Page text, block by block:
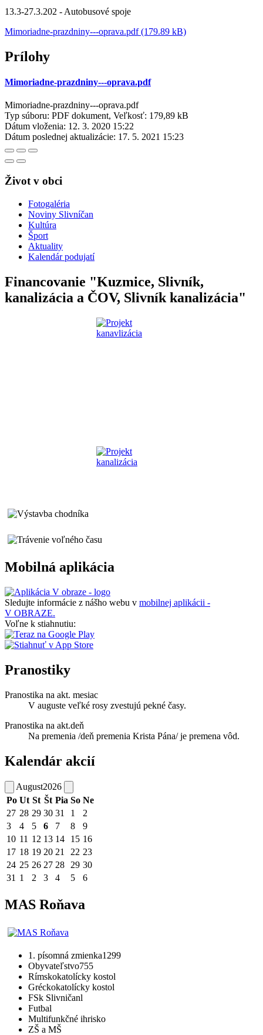
13.3-27.3.202 - Autobusové spoje
Mimoriadne-prazdniny---oprava.pdf (179.89 kB)
Prílohy
Mimoriadne-prazdniny---oprava.pdf
Mimoriadne-prazdniny---oprava.pdf
Typ súboru: PDF dokument, Veľkosť: 179,89 kB
Dátum vloženia: 12. 3. 2020 15:22
Dátum poslednej aktualizácie: 17. 5. 2021 15:23
Život v obci
Fotogaléria
Noviny Slivníčan
Kultúra
Šport
Aktuality
Kalendár podujatí
Financovanie "Kuzmice, Slivník,
kanalizácia a ČOV, Slivník kanalizácia"
Mobilná aplikácia
Sledujte informácie z nášho webu v mobilnej aplikácii -
V OBRAZE.
Voľne k stiahnutiu:
Pranostiky
Pranostika na akt. mesiac
V auguste veľké rosy zvestujú pekné časy.
Pranostika na akt.deň
Na premenia /deň premenia Krista Pána/ je premena vôd.
Kalendár akcií
August2026
Po Ut St Št Pia So Ne
27 28 29 30 31 1
2
3
4 5 6 7 8
9
10 11 12 13 14 15 16
17 18 19 20 21 22 23
24 25 26 27 28 29 30
31 1 2 3 4 5 6
MAS Roňava
1. písomná zmienka1299
Obyvateľstvo755
Rímskokatolícky kostol
Gréckokatolícky kostol
FSk Slivničanl
Futbal
Multifunkčné ihrisko
ZŠ a MŠ